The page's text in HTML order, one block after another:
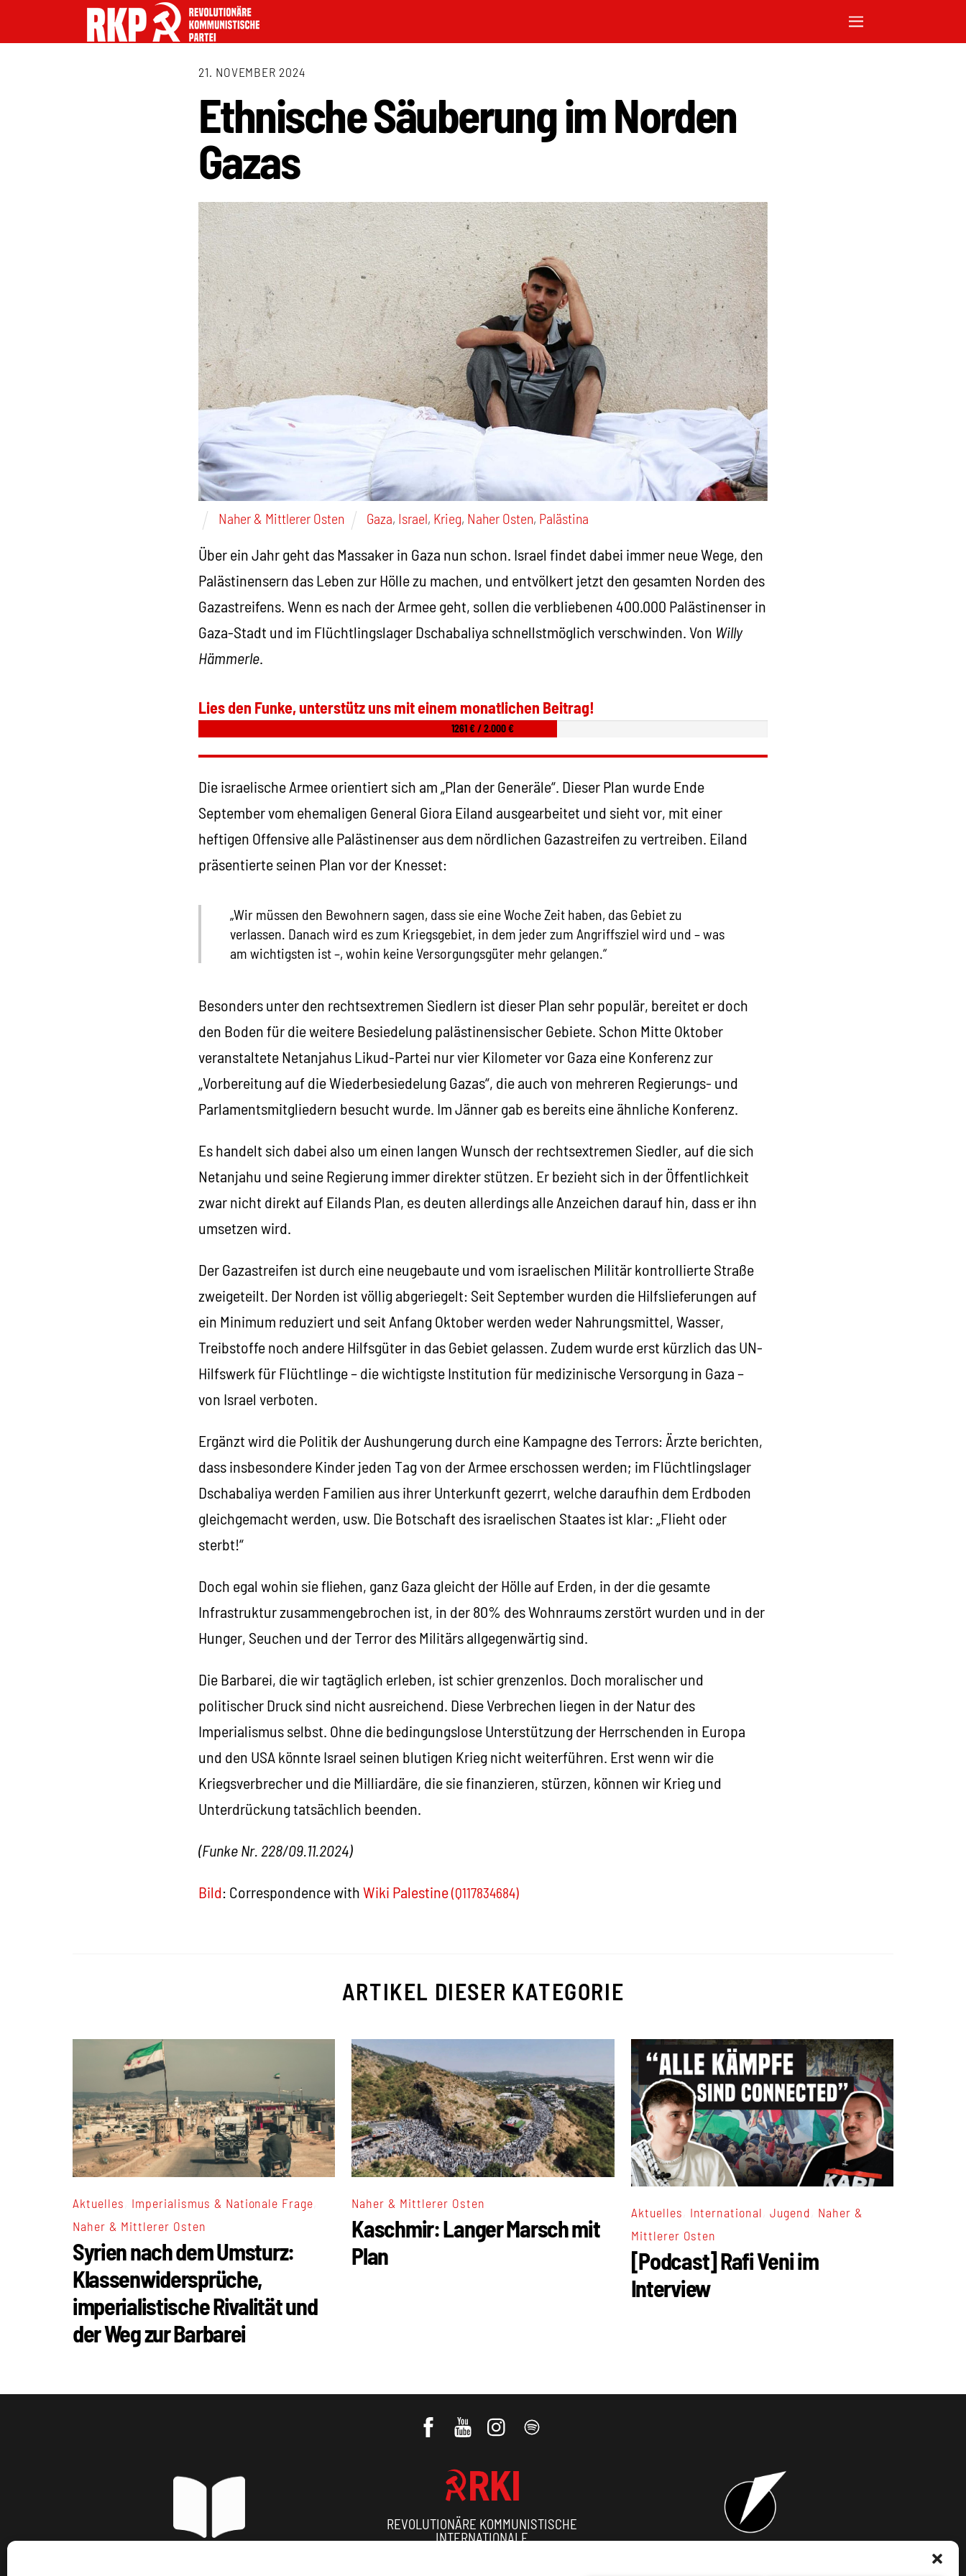
21. NOVEMBER 2024
Ethnische Säuberung im Norden
Gazas
Naher & Mittlerer Osten Gaza, Israel, Krieg, Naher Osten, Palästina
Über ein Jahr geht das Massaker in Gaza nun schon. Israel findet dabei immer neue Wege, den
Palästinensern das Leben zur Hölle zu machen, und entvölkert jetzt den gesamten Norden des
Gazastreifens. Wenn es nach der Armee geht, sollen die verbliebenen 400.000 Palästinenser in
Gaza-Stadt und im Flüchtlingslager Dschabaliya schnellstmöglich verschwinden. Von Willy
Hämmerle.
Lies den Funke, unterstütz uns mit einem monatlichen Beitrag!
1261 € / 2.000 €
Die israelische Armee orientiert sich am „Plan der Generäle“. Dieser Plan wurde Ende
September vom ehemaligen General Giora Eiland ausgearbeitet und sieht vor, mit einer
heftigen Offensive alle Palästinenser aus dem nördlichen Gazastreifen zu vertreiben. Eiland
präsentierte seinen Plan vor der Knesset:
„Wir müssen den Bewohnern sagen, dass sie eine Woche Zeit haben, das Gebiet zu
verlassen. Danach wird es zum Kriegsgebiet, in dem jeder zum Angriffsziel wird und – was
am wichtigsten ist –, wohin keine Versorgungsgüter mehr gelangen.“
Besonders unter den rechtsextremen Siedlern ist dieser Plan sehr populär, bereitet er doch
den Boden für die weitere Besiedelung palästinensischer Gebiete. Schon Mitte Oktober
veranstaltete Netanjahus Likud-Partei nur vier Kilometer vor Gaza eine Konferenz zur
„Vorbereitung auf die Wiederbesiedelung Gazas“, die auch von mehreren Regierungs- und
Parlamentsmitgliedern besucht wurde. Im Jänner gab es bereits eine ähnliche Konferenz.
Es handelt sich dabei also um einen langen Wunsch der rechtsextremen Siedler, auf die sich
Netanjahu und seine Regierung immer direkter stützen. Er bezieht sich in der Öffentlichkeit
zwar nicht direkt auf Eilands Plan, es deuten allerdings alle Anzeichen darauf hin, dass er ihn
umsetzen wird.
Der Gazastreifen ist durch eine neugebaute und vom israelischen Militär kontrollierte Straße
zweigeteilt. Der Norden ist völlig abgeriegelt: Seit September wurden die Hilfslieferungen auf
ein Minimum reduziert und seit Anfang Oktober werden weder Nahrungsmittel, Wasser,
Treibstoffe noch andere Hilfsgüter in das Gebiet gelassen. Zudem wurde erst kürzlich das UN-
Hilfswerk für Flüchtlinge – die wichtigste Institution für medizinische Versorgung in Gaza –
von Israel verboten.
Ergänzt wird die Politik der Aushungerung durch eine Kampagne des Terrors: Ärzte berichten,
dass insbesondere Kinder jeden Tag von der Armee erschossen werden; im Flüchtlingslager
Dschabaliya werden Familien aus ihrer Unterkunft gezerrt, welche daraufhin dem Erdboden
gleichgemacht werden, usw. Die Botschaft des israelischen Staates ist klar: „Flieht oder
sterbt!“
Doch egal wohin sie fliehen, ganz Gaza gleicht der Hölle auf Erden, in der die gesamte
Infrastruktur zusammengebrochen ist, in der 80% des Wohnraums zerstört wurden und in der
Hunger, Seuchen und der Terror des Militärs allgegenwärtig sind.
Die Barbarei, die wir tagtäglich erleben, ist schier grenzenlos. Doch moralischer und
politischer Druck sind nicht ausreichend. Diese Verbrechen liegen in der Natur des
Imperialismus selbst. Ohne die bedingungslose Unterstützung der Herrschenden in Europa
und den USA könnte Israel seinen blutigen Krieg nicht weiterführen. Erst wenn wir die
Kriegsverbrecher und die Milliardäre, die sie finanzieren, stürzen, können wir Krieg und
Unterdrückung tatsächlich beenden.
(Funke Nr. 228/09.11.2024)
Bild: Correspondence withWiki Palestine(Q117834684)
ARTIKEL DIESER KATEGORIE
Aktuelles Imperialismus & Nationale Frage
Naher & Mittlerer Osten
Syrien nach dem Umsturz:
Klassenwidersprüche,
imperialistische Rivalität und
der Weg zur Barbarei
Naher & Mittlerer Osten
Kaschmir: Langer Marsch mit
Plan
Aktuelles International ,Jugend Naher &
Mittlerer Osten
[Podcast] Rafi Veni im
Interview
REVOLUTIONÄRE KOMMUNISTISCHE
INTERNATIONALE